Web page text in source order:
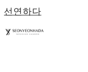
선연하다